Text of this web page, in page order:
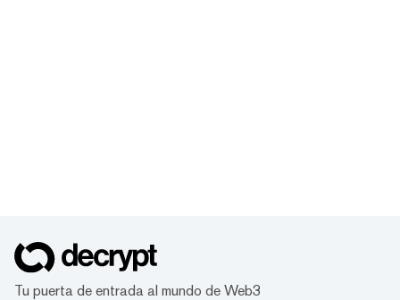
Tu puerta de entrada al mundo de Web3